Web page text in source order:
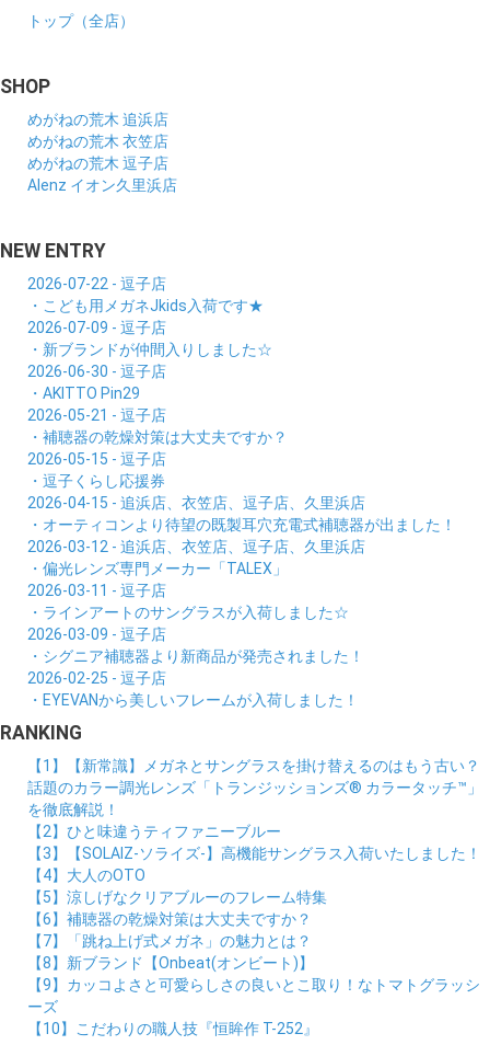
トップ（全店）
SHOP
めがねの荒木 追浜店
めがねの荒木 衣笠店
めがねの荒木 逗子店
Alenz イオン久里浜店
NEW ENTRY
2026-07-22 - 逗子店
・こども用メガネJkids入荷です★
2026-07-09 - 逗子店
・新ブランドが仲間入りしました☆
2026-06-30 - 逗子店
・AKITTO Pin29
2026-05-21 - 逗子店
・補聴器の乾燥対策は大丈夫ですか？
2026-05-15 - 逗子店
・逗子くらし応援券
2026-04-15 - 追浜店、衣笠店、逗子店、久里浜店
・オーティコンより待望の既製耳穴充電式補聴器が出ました！
2026-03-12 - 追浜店、衣笠店、逗子店、久里浜店
・偏光レンズ専門メーカー「TALEX」
2026-03-11 - 逗子店
・ラインアートのサングラスが入荷しました☆
2026-03-09 - 逗子店
・シグニア補聴器より新商品が発売されました！
2026-02-25 - 逗子店
・EYEVANから美しいフレームが入荷しました！
RANKING
【1】【新常識】メガネとサングラスを掛け替えるのはもう古い？
話題のカラー調光レンズ「トランジッションズ® カラータッチ™」
を徹底解説！
【2】ひと味違うティファニーブルー
【3】【SOLAIZ-ソライズ-】高機能サングラス入荷いたしました！
【4】大人のOTO
【5】涼しげなクリアブルーのフレーム特集
【6】補聴器の乾燥対策は大丈夫ですか？
【7】「跳ね上げ式メガネ」の魅力とは？
【8】新ブランド【Onbeat(オンビート)】
【9】カッコよさと可愛らしさの良いとこ取り！なトマトグラッシ
ーズ
【10】こだわりの職人技『恒眸作 T-252』